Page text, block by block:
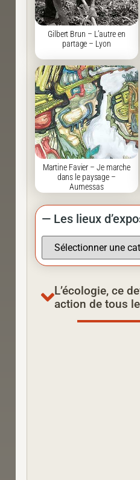
Gilbert Brun – L’autre en
partage – Lyon
Martine Favier – Je marche
dans le paysage –
Aumessas
— Les lieux
L’écologie, ce
action de tous